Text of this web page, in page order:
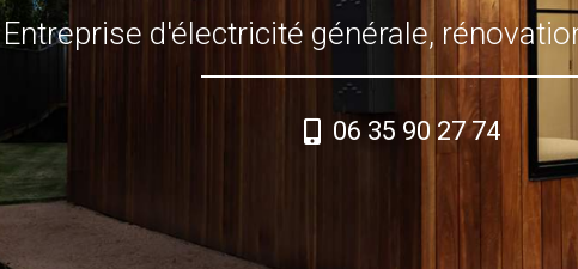
Entreprise d'électricité générale,
06 35 90 27 74